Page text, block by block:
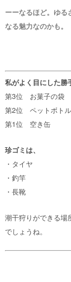
ーーなるほど。ゆる
なる魅力なのかも。
私がよく目にした勝
第3位 お菓子の袋
第2位 ペットボトル
第1位 空き缶
珍ゴミは、
・タイヤ
・釣竿
・長靴
潮干狩りができる場
でしょうね。